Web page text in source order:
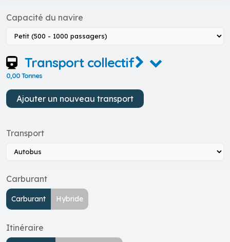
Capacité du navire
Transport collectif
0,00 Tonnes
Ajouter un nouveau transport
Transport
Carburant
Carburant Hybride
Itinéraire